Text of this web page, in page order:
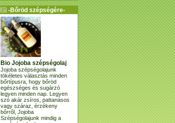
-Bőröd szépségére-
Bio Jojoba szépségolaj
Jojoba szépségolajunk
tökéletes választás minden
bőrtípusra, hogy bőröd
egészséges és sugárzó
legyen minden nap. Legyen
szó akár zsíros, pattanásos
vagy száraz, érzékeny
bőrről, Jojoba
Szépségolajunk mindig a